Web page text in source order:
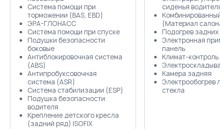
Система помощи при
торможении (BAS, EBD)
ЭРА-ГЛОНАСС
Система помощи при спуске
Подушки безопасности
боковые
Антиблокировочная система
(ABS)
Антипробуксовочная
система (ASR)
Система стабилизации (ESP)
Подушка безопасности
водителя
Крепление детского кресла
(задний ряд) ISOFIX
сиденья
(Материал
Подогрев
Электронная
панель
Климат-
Камера задняя
Электрообогрев
стекла